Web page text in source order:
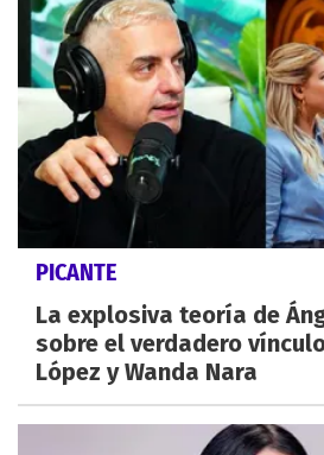
PICANTE
La explosiva teoría de
sobre el verdadero
López y Wanda Nara